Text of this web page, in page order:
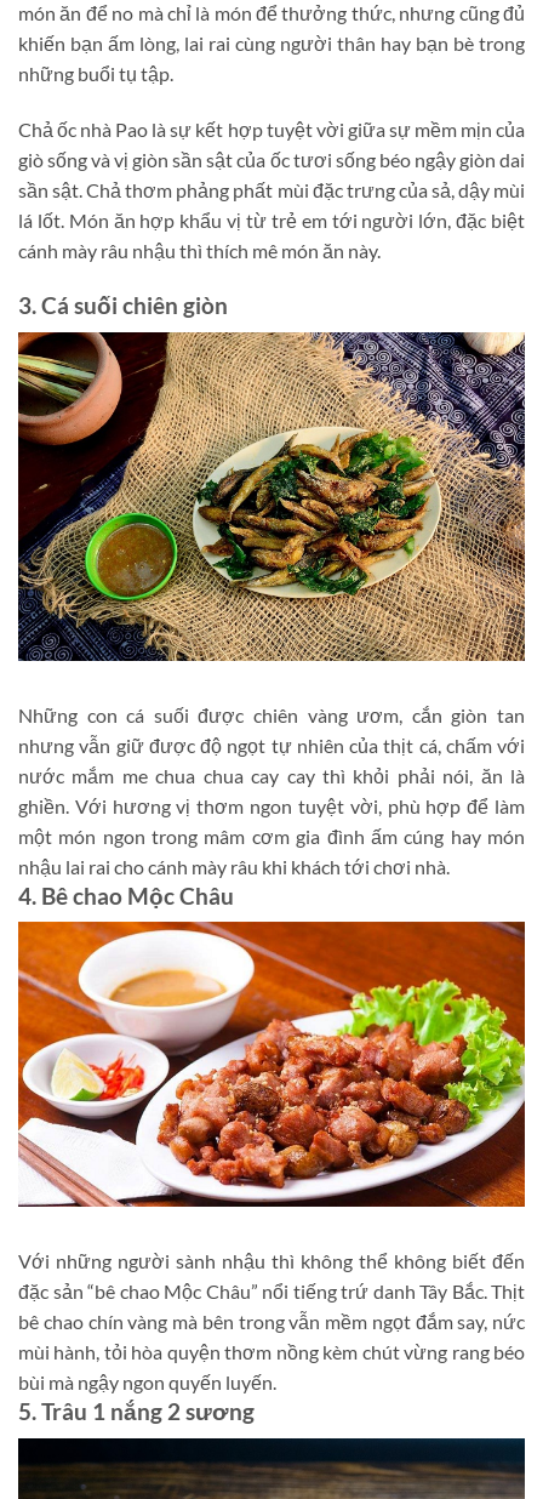
món ăn để no mà chỉ là món để thưởng thức, nhưng cũng đủ
khiến bạn ấm lòng, lai rai cùng người thân hay bạn bè trong
những buổi tụ tập.
Chả ốc nhà Pao là sự kết hợp tuyệt vời giữa sự mềm mịn của
giò sống và vị giòn sần sật của ốc tươi sống béo ngậy giòn dai
sần sật. Chả thơm phảng phất mùi đặc trưng của sả, dậy mùi
lá lốt. Món ăn hợp khẩu vị từ trẻ em tới người lớn, đặc biệt
cánh mày râu nhậu thì thích mê món ăn này.
3. Cá suối chiên giòn
Những con cá suối được chiên vàng ươm, cắn giòn tan
nhưng vẫn giữ được độ ngọt tự nhiên của thịt cá, chấm với
nước mắm me chua chua cay cay thì khỏi phải nói, ăn là
ghiền. Với hương vị thơm ngon tuyệt vời, phù hợp để làm
một món ngon trong mâm cơm gia đình ấm cúng hay món
nhậu lai rai cho cánh mày râu khi khách tới chơi nhà.
4. Bê chao Mộc Châu
Với những người sành nhậu thì không thể không biết đến
đặc sản “bê chao Mộc Châu” nổi tiếng trứ danh Tây Bắc. Thịt
bê chao chín vàng mà bên trong vẫn mềm ngọt đắm say, nức
mùi hành, tỏi hòa quyện thơm nồng kèm chút vừng rang béo
bùi mà ngậy ngon quyến luyến.
5. Trâu 1 nắng 2 sương